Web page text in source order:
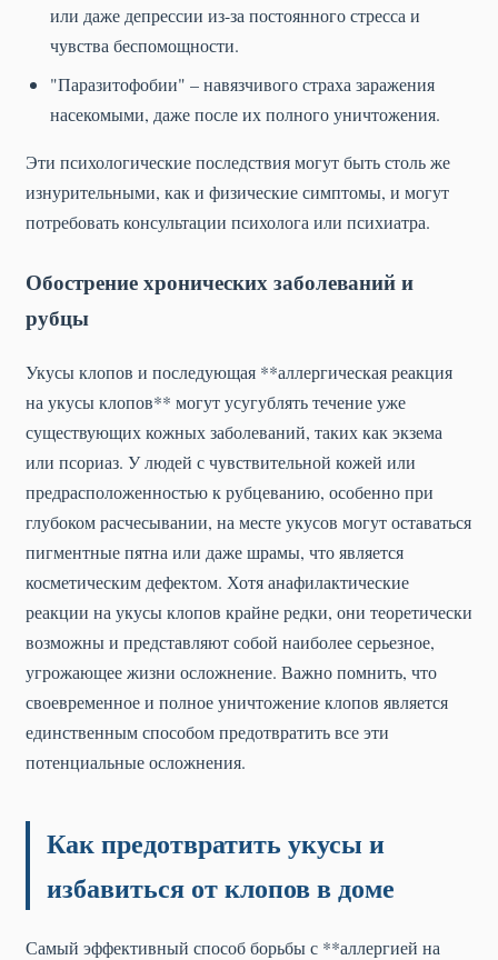
или даже депрессии из-за постоянного стресса и
чувства беспомощности.
"Паразитофобии" – навязчивого страха заражения
насекомыми, даже после их полного уничтожения.
Эти психологические последствия могут быть столь же
изнурительными, как и физические симптомы, и могут
потребовать консультации психолога или психиатра.
Обострение хронических заболеваний и
рубцы
Укусы клопов и последующая **аллергическая реакция
на укусы клопов** могут усугублять течение уже
существующих кожных заболеваний, таких как экзема
или псориаз. У людей с чувствительной кожей или
предрасположенностью к рубцеванию, особенно при
глубоком расчесывании, на месте укусов могут оставаться
пигментные пятна или даже шрамы, что является
косметическим дефектом. Хотя анафилактические
реакции на укусы клопов крайне редки, они теоретически
возможны и представляют собой наиболее серьезное,
угрожающее жизни осложнение. Важно помнить, что
своевременное и полное уничтожение клопов является
единственным способом предотвратить все эти
потенциальные осложнения.
Как предотвратить укусы и
избавиться от клопов в доме
Самый эффективный способ борьбы с **аллергией на